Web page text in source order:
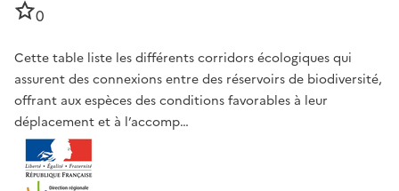
0
Cette table liste les différents corridors écologiques qui
assurent des connexions entre des réservoirs de biodiversité,
offrant aux espèces des conditions favorables à leur
déplacement et à l’accomp…